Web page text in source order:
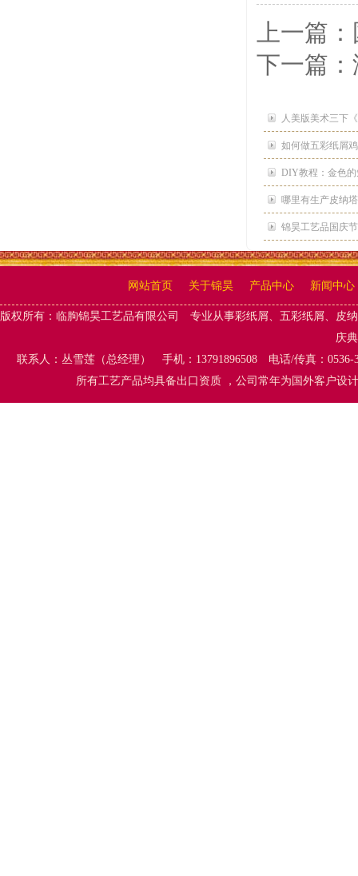
上一篇：
下一篇
人美版美术三下
如何做五彩纸屑
DIY教程：金色
哪里有生产皮纳
锦昊工艺品国庆
网站首页 关于锦昊 产品中心 新闻中心
版权所有： 临朐锦昊工艺品有限公司 专业从事彩纸屑、五彩纸屑、 皮
庆典
联系人：丛雪莲（总经理） 手机：13791896508 电话/传真：
所有工艺产品均具备出口资质 ，公司常年为国外客户设